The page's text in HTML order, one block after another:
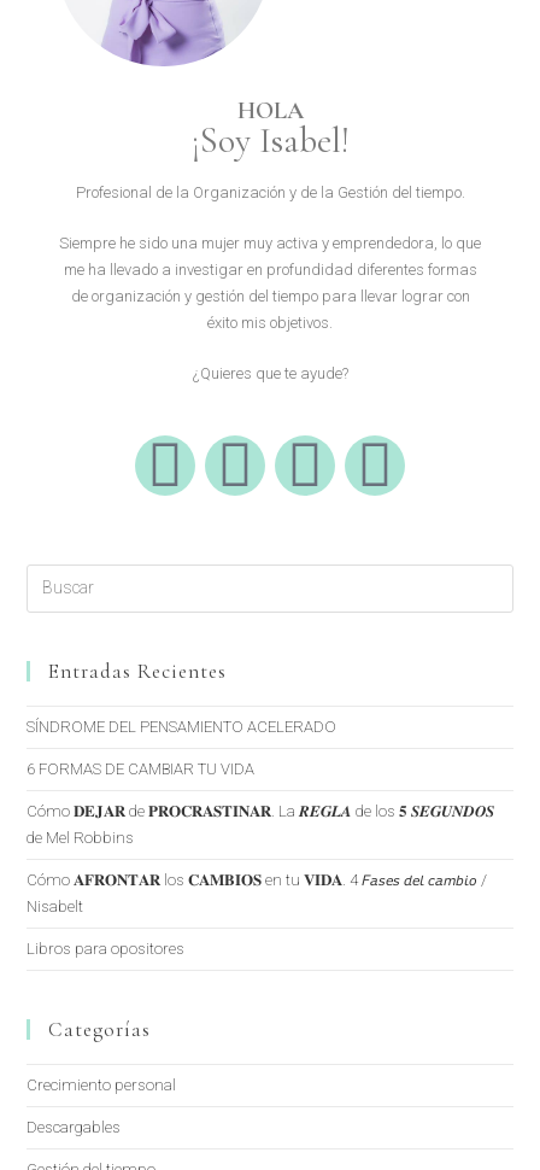
HOLA
¡Soy Isabel!
Profesional de la Organización y de la Gestión del tiempo.
Siempre he sido una mujer muy activa y emprendedora, lo que
me ha llevado a investigar en profundidad diferentes formas
de organización y gestión del tiempo para llevar lograr con
éxito mis objetivos.
¿Quieres que te ayude?
Entradas Recientes
SÍNDROME DEL PENSAMIENTO ACELERADO
6 FORMAS DE CAMBIAR TU VIDA
Cómo 𝐃𝐄𝐉𝐀𝐑 de 𝐏𝐑𝐎𝐂𝐑𝐀𝐒𝐓𝐈𝐍𝐀𝐑. La 𝑹𝑬𝑮𝑳𝑨 de los 𝟓 𝑺𝑬𝑮𝑼𝑵𝑫𝑶𝑺
de Mel Robbins
Cómo 𝐀𝐅𝐑𝐎𝐍𝐓𝐀𝐑 los 𝐂𝐀𝐌𝐁𝐈𝐎𝐒 en tu 𝐕𝐈𝐃𝐀. 4 𝘍𝘢𝘴𝘦𝘴 𝘥𝘦𝘭 𝘤𝘢𝘮𝘣𝘪𝘰 /
Nisabelt
Libros para opositores
Categorías
Crecimiento personal
Descargables